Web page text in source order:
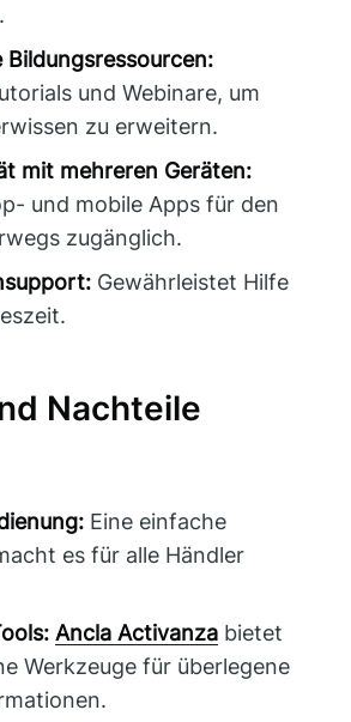
Bildungsressourcen:
und Webinare, um
zu erweitern.
mit mehreren Geräten:
und mobile Apps für den
zugänglich.
Gewährleistet Hilfe
Nachteile
Eine einfache
es für alle Händler
Ancla Activanza bietet
Werkzeuge für überlegene